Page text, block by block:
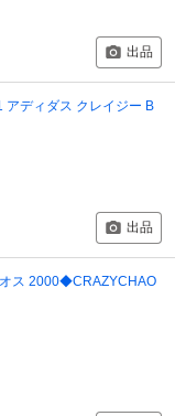
出品
アディダス クレイジー B
出品
ス 2000◆CRAZYCHAO